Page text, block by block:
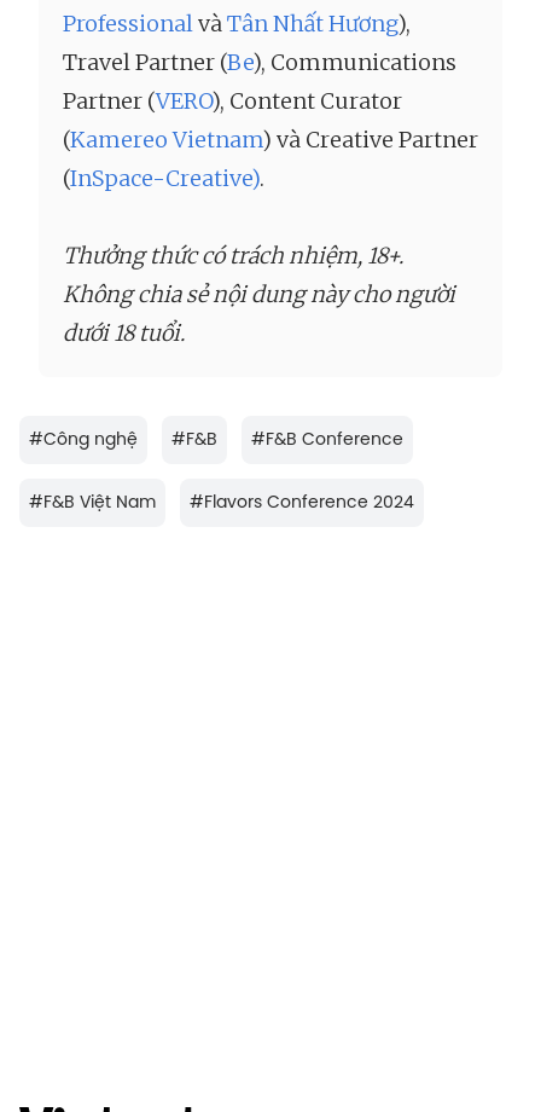
Professional và Tân Nhất Hương),
Travel Partner (Be), Communications
Partner (VERO), Content Curator
(Kamereo Vietnam) và Creative Partner
(InSpace-Creative).
Thưởng thức có trách nhiệm, 18+.
Không chia sẻ nội dung này cho người
dưới 18 tuổi.
#Công nghệ #F&B #F&B Conference
#F&B Việt Nam #Flavors Conference 2024